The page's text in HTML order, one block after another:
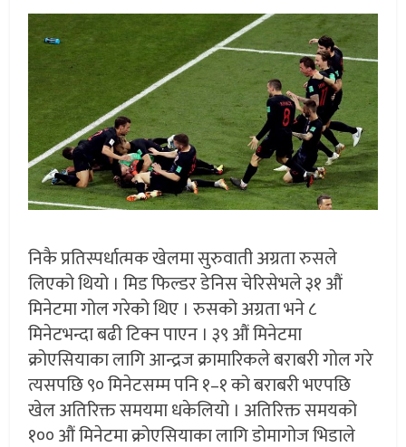
निकै प्रतिस्पर्धात्मक खेलमा सुरुवाती अग्रता रुसले
लिएको थियो । मिड फिल्डर डेनिस चेरिसेभले ३१ औं
मिनेटमा गोल गरेको थिए । रुसको अग्रता भने ८
मिनेटभन्दा बढी टिक्न पाएन । ३९ औं मिनेटमा
क्रोएसियाका लागि आन्द्रज क्रामारिकले बराबरी गोल गरे
त्यसपछि ९० मिनेटसम्म पनि १–१ को बराबरी भएपछि
खेल अतिरिक्त समयमा धकेलियो । अतिरिक्त समयको
१०० औं मिनेटमा क्रोएसियाका लागि डोमागोज भिडाले